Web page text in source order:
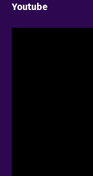
Youtube